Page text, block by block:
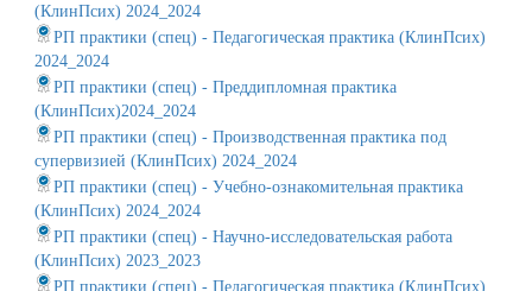
(КлинПсих) 2024_2024
РП практики (спец) - Педагогическая практика (КлинПсих)
2024_2024
РП практики (спец) - Преддипломная практика
(КлинПсих)2024_2024
РП практики (спец) - Производственная практика под
супервизией (КлинПсих) 2024_2024
РП практики (спец) - Учебно-ознакомительная практика
(КлинПсих) 2024_2024
РП практики (спец) - Научно-исследовательская работа
(КлинПсих) 2023_2023
РП практики (спец) - Педагогическая практика (КлинПсих)